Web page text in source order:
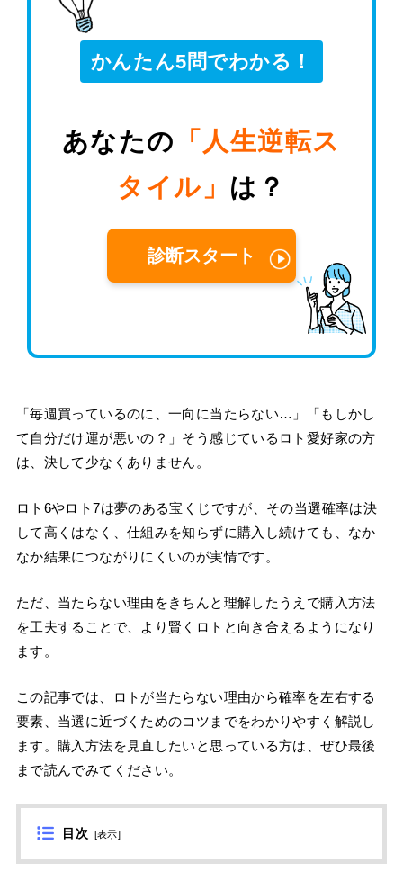
かんたん5問でわかる！
あなたの 「人生逆転ス
タイル」 は？
診断スタート
「毎週買っているのに、一向に当たらない…」「もしかし
て自分だけ運が悪いの？」そう感じているロト愛好家の方
は、決して少なくありません。
ロト6やロト7は夢のある宝くじですが、その当選確率は決
して高くはなく、仕組みを知らずに購入し続けても、なか
なか結果につながりにくいのが実情です。
ただ、当たらない理由をきちんと理解したうえで購入方法
を工夫することで、より賢くロトと向き合えるようになり
ます。
この記事では、ロトが当たらない理由から確率を左右する
要素、当選に近づくためのコツまでをわかりやすく解説し
ます。購入方法を見直したいと思っている方は、ぜひ最後
まで読んでみてください。
目次 [表示]